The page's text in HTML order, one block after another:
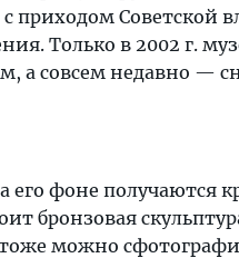
приходом Советской
Только в 2002 г.
а совсем недавно —
фоне получаются
бронзовая
можно